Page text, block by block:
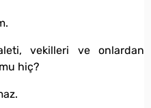
vekilleri ve onlardan
hiç?